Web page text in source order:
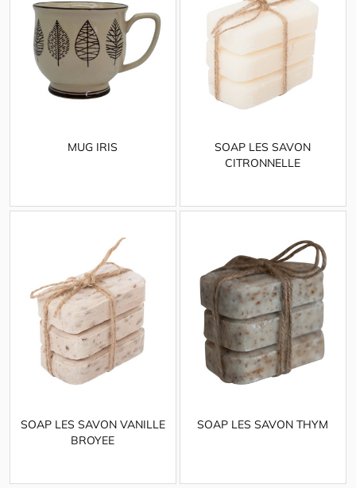
MUG IRIS
SOAP LES SAVON
CITRONNELLE
SOAP LES SAVON VANILLE
BROYEE
SOAP LES SAVON THYM